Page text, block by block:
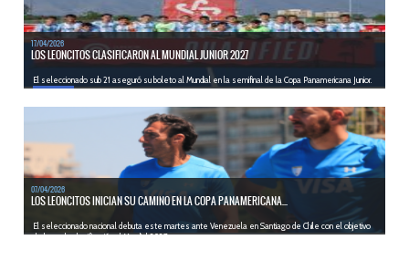
17/04/2026
LOS LEONCITOS CLASIFICARON AL MUNDIAL JUNIOR 2027
El seleccionado sub 21 aseguró su boleto al Mundial en la semifinal de la Copa Panamericana Junior.
07/04/2026
LOS LEONCITOS INICIAN SU CAMINO EN LA COPA PANAMERICANA...
El seleccionado nacional debuta este martes ante Venezuela en Santiago de Chile con el objetivo
de lograr la clasificación al Mundial 2027.